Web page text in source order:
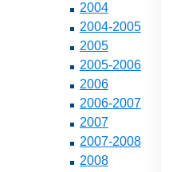
2004
2004-2005
2005
2005-2006
2006
2006-2007
2007
2007-2008
2008